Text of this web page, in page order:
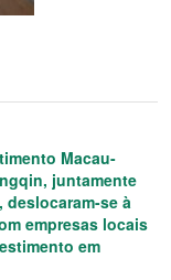
Macau-
juntamente
deslocaram-se à
empresas locais
em